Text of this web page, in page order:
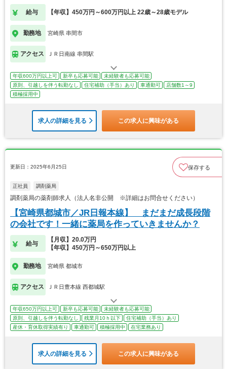
給与 【年収】450万円～600万円以上 22歳～28歳モデル
勤務地 宮崎県 串間市
アクセス ＪＲ日南線 串間駅
年収600万円以上可 新卒も応募可能
未経験者も応募可能
原則、引越しを伴う転勤なし
住宅補助（手当）あり 車通勤可
店舗数1～9
積極採用中
求人の詳細を見る この求人に興味がある
更新日：2025年6月25日 保存する
正社員 調剤薬局
調剤薬局の薬剤師求人（法人名非公開 ※詳細はお問合せください）
【宮崎県都城市／JR日報本線】 まだまだ成長段階
の会社です！一緒に薬局を作っていきませんか？
給与
【月収】20.0万円
【年収】450万円～650万円以上
勤務地 宮崎県 都城市
アクセス ＪＲ日豊本線 西都城駅
年収650万円以上可 新卒も応募可能
未経験者も応募可能
原則、引越しを伴う転勤なし
残業月10ｈ以下
住宅補助（手当）あり
産休・育休取得実績有り
車通勤可 積極採用中 在宅業務あり
求人の詳細を見る この求人に興味がある